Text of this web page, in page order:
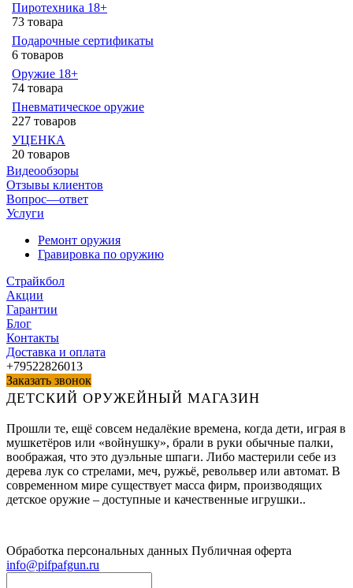
Пиротехника 18+
73 товара
Подарочные сертификаты
6 товаров
Оружие 18+
74 товара
Пневматическое оружие
227 товаров
УЦЕНКА
20 товаров
Видеообзоры
Отзывы клиентов
Вопрос—ответ
Услуги
Ремонт оружия
Гравировка по оружию
Страйкбол
Акции
Гарантии
Блог
Контакты
Доставка и оплата
+79522826013
Заказать звонок
ДЕТСКИЙ ОРУЖЕЙНЫЙ МАГАЗИН
Прошли те, ещё совсем недалёкие времена, когда дети, играя в
мушкетёров или «войнушку», брали в руки обычные палки,
воображая, что это дуэльные шпаги. Либо мастерили себе из
дерева лук со стрелами, меч, ружьё, револьвер или автомат. В
современном мире существует масса фирм, производящих
детское оружие – доступные и качественные игрушки..
Обработка персональных данных Публичная оферта
info@pifpafgun.ru